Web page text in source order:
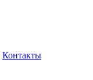
Контакты